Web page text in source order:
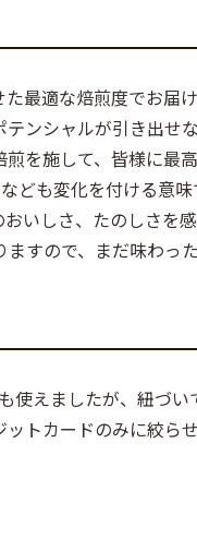
最適な焙煎度でお届
ンシャルが引き出せ
を施して、皆様に最
ども変化を付ける意味
いしさ、たのしさを
すので、まだ味わっ
使えましたが、紐づ
トカードのみに絞ら